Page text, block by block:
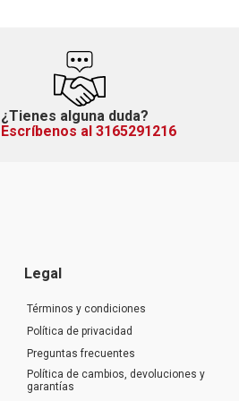
¿Tienes alguna duda?
Escríbenos al 3165291216
Legal
Términos y condiciones
Política de privacidad
Preguntas frecuentes
Política de cambios, devoluciones y
garantías